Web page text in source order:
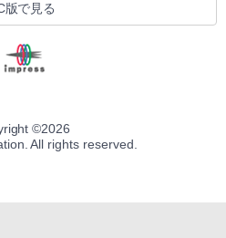
版で見る
©2026
All rights reserved.